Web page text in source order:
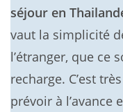
séjour en
vaut la simplicité
l’étranger, que ce
recharge. C’est
prévoir à l’avance